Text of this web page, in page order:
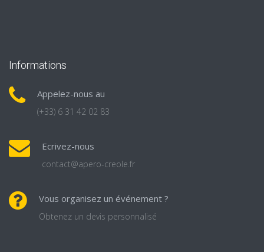
Informations
Appelez-nous au
(+33) 6 31 42 02 83
Ecrivez-nous
contact@apero-creole.fr
Vous organisez un événement ?
Obtenez un devis personnalisé